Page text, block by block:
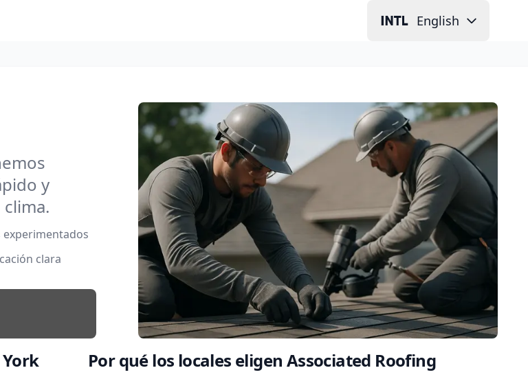
English
y
experimentados
clara
Por qué los locales eligen Associated Roofing